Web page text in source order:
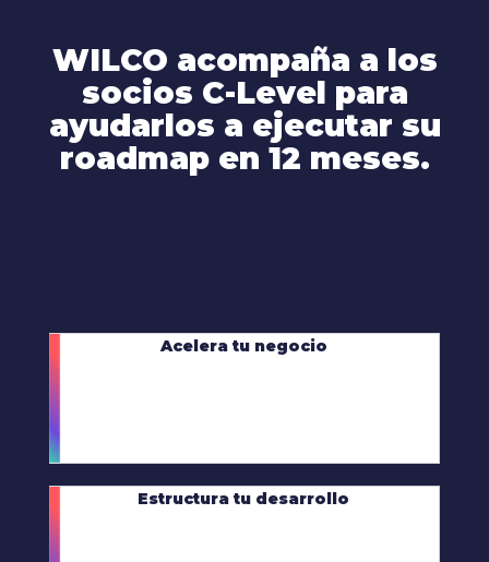
WILCO acompaña a los
socios C-Level para
ayudarlos a ejecutar su
roadmap en 12 meses.
Acelera tu negocio
Estructura tu desarrollo